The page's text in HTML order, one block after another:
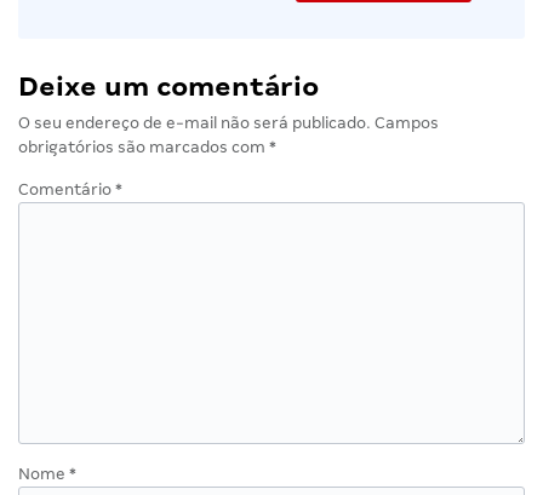
Deixe um comentário
O seu endereço de e-mail não será publicado. Campos
obrigatórios são marcados com *
Comentário *
Nome *